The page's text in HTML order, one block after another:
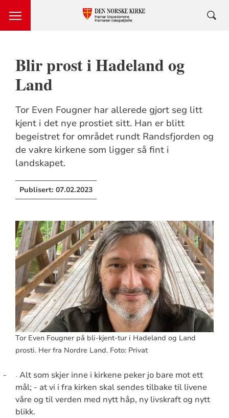
Blir prost i Hadeland og
Land
Tor Even Fougner har allerede gjort seg litt
kjent i det nye prostiet sitt. Han er blitt
begeistret for området rundt Randsfjorden og
de vakre kirkene som ligger så fint i
landskapet.
Publisert: 07.02.2023
Tor Even Fougner på bli-kjent-tur i Hadeland og Land
prosti. Her fra Nordre Land. Foto: Privat
- - Alt som skjer inne i kirkene peker jo bare mot ett
mål; - at vi i fra kirken skal sendes tilbake til livene
våre og til verden med nytt håp, ny livskraft og nytt
blikk.